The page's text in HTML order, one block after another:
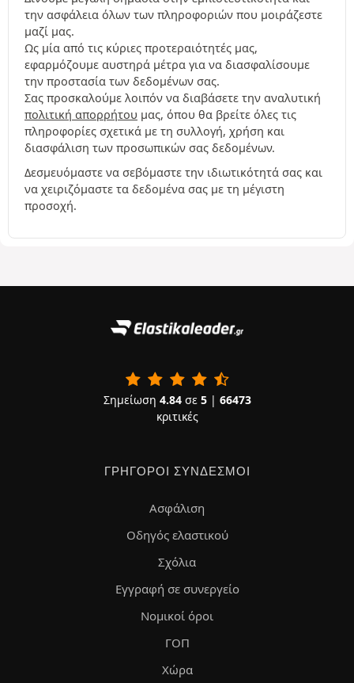
την ασφάλεια όλων των πληροφοριών που μοιράζεστε
μαζί μας.
Ως μία από τις κύριες προτεραιότητές μας,
εφαρμόζουμε αυστηρά μέτρα για να διασφαλίσουμε
την προστασία των δεδομένων σας.
Σας προσκαλούμε λοιπόν να διαβάσετε την αναλυτική
πολιτική απορρήτου μας, όπου θα βρείτε όλες τις
πληροφορίες σχετικά με τη συλλογή, χρήση και
διασφάλιση των προσωπικών σας δεδομένων.
Δεσμευόμαστε να σεβόμαστε την ιδιωτικότητά σας και
να χειριζόμαστε τα δεδομένα σας με τη μέγιστη
προσοχή.
Σημείωση 4.84σε 5| 66473
κριτικές
ΓΡΉΓΟΡΟΙ ΣΎΝΔΕΣΜΟΙ
Ασφάλιση
Οδηγός ελαστικού
Σχόλια
Εγγραφή σε συνεργείο
Νομικοί όροι
ΓΟΠ
Χώρα